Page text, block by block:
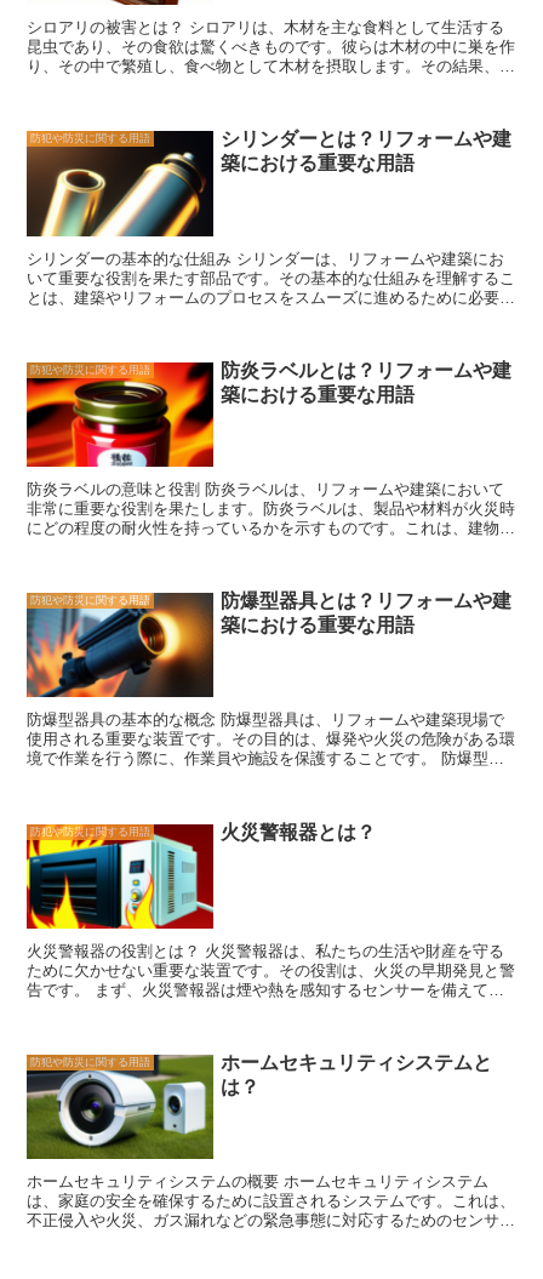
シロアリの被害とは？ シロアリは、木材を主な食料として生活する
昆虫であり、その食欲は驚くべきものです。彼らは木材の中に巣を作
り、その中で繁殖し、食べ物として木材を摂取します。その結果、木
材の強度が低下するため、建物の構造に大きな影響を与えることがあ
ります。特に、柱や梁などの重要な部分がシロアリに侵食されると、
建物の安全性が脅かされる可能性があります。 また、シロアリの被
害は経済的な損失にもつながります。シロアリによって被害を受けた
建物は、修復や補修が必要となります。これには高額な費用がかかる
だけでなく、建物の使用を一時的に停止する必要がある場合もありま
す。さらに、シロアリの被害が発見された場合、周囲の建物や家屋に
も影響を及ぼす可能性があります。 シロアリの被害を防ぐために
は、定期的な点検と予防策が重要です。建物の木材部分を定期的にチ
ェックし、シロアリの兆候を見逃さないようにしましょう。また、建
きな損害を与える可能性があります。しかし、適切な予防策を講じる
ことで、シロアリの被害を最小限に抑えることができます。建物の安
全性と経済的な損失を防ぐために、シロアリ対策を怠らないようにし
ましょう。
防犯や防災に関する用語
シリンダーとは？リフォームや建
築における重要な用語
シリンダーの基本的な仕組み シリンダーは、リフォームや建築にお
いて重要な役割を果たす部品です。その基本的な仕組みを理解するこ
とは、建築やリフォームのプロセスをスムーズに進めるために必要不
ます。 シリンダーの動作は、ピストンに加えられる力によって引き
起こされます。例えば、圧縮空気がシリンダー内に供給されると、ピ
ストンはその力によって押され、シリンダー内を移動します。この動
きは、シリンダーの出力として利用することができます。 シリンダ
ーは、建築やリフォームにおいて様々な用途に使用されます。例え
ば、ドアや窓の開閉機構に使用されることがあります。シリンダーの
動作によって、ドアや窓をスムーズに開閉することができます。 ま
た、シリンダーは、建築物の安全性にも関わっています。防犯対策と
して、シリンダー式の鍵が使用されることがあります。シリンダー式
で、建築やリフォームのプロセスをスムーズに進めることができま
す。また、シリンダーの用途や安全性についても理解することで、よ
り効果的な設計や施工が可能となります。建築やリフォームに携わる
方々は、シリンダーについての知識を深めることをおすすめします。
防犯や防災に関する用語
防炎ラベルとは？リフォームや建
築における重要な用語
防炎ラベルの意味と役割 防炎ラベルは、リフォームや建築において
非常に重要な役割を果たします。防炎ラベルは、製品や材料が火災時
にどの程度の耐火性を持っているかを示すものです。これは、建物の
の勢いや熱の伝播を抑えることができるかどうかを示しています。防
炎ラベルが付いている製品や材料は、火災時に燃え広がりにくく、火
の勢いを抑えることができるため、建物の安全性を高めることができ
ます。 また、防炎ラベルは、建築物の耐火性能を評価するだけでな
く、建築材料の選定やリフォームの際の判断材料としても役立ちま
す。防炎ラベルが付いている製品や材料は、耐火性が高いため、火災
のリスクを軽減することができます。特に、高層ビルや公共施設な
ど、多くの人が利用する場所では、防炎ラベルが付いている製品や材
料の使用が求められます。 防炎ラベルは、建築物の安全性を高める
が付いている製品や材料は、火災時に燃え広がりにくく、火の勢いを
抑えることができるため、建物の安全性を高めることができます。建
築材料の選定やリフォームの際には、防炎ラベルの存在を確認し、安
全性を重視した選択をすることが重要です。
防犯や防災に関する用語
防爆型器具とは？リフォームや建
築における重要な用語
防爆型器具の基本的な概念 防爆型器具は、リフォームや建築現場で
使用される重要な装置です。その目的は、爆発や火災の危険がある環
境で作業を行う際に、作業員や施設を保護することです。 防爆型器
うに設計されています。 さらに、防爆型器具は厳しい規格に基づい
て製造されます。国際的な規格であるATEX（Atmosphères
Explosibles）は、防爆型器具の設計、製造、使用に関する基準を定
めています。これにより、安全性が確保され、事故や災害のリスクを
最小限に抑えることができます。 防爆型器具は、さまざまな場面で
使用されます。例えば、石油精製所や化学工場、ガソリンスタンドな
どの危険物取扱所では、防爆型の電気設備や照明器具が必要です。ま
た、リフォームや建築現場でも、爆発物や引火性の物質が存在する可
能性があるため、防爆型器具の使用が求められます。 防爆型器具
ことが重要です。また、定期的な点検やメンテナンスも欠かせませ
ん。防爆型器具の適切な使用と管理により、作業現場の安全性を確保
しましょう。
防犯や防災に関する用語 火災警報器とは？
火災警報器の役割とは？ 火災警報器は、私たちの生活や財産を守る
ために欠かせない重要な装置です。その役割は、火災の早期発見と警
告です。 まず、火災警報器は煙や熱を感知するセンサーを備えてい
や点滅などの警告を発します。これにより、住民や周囲の人々に火災
の発生を知らせることができます。早期に火災を発見し、速やかに避
難することは、火災の被害を最小限に抑えるために非常に重要です。
また、火災警報器は自動的に消防署に通報する機能も備えていること
があります。これにより、住民が避難する一方で、消防署が迅速に駆
けつけることができます。このような自動通報機能は、住民の安全を
確保するために非常に役立ちます。 さらに、火災警報器は定期的な
点検やメンテナンスが必要です。定期的な点検によって、火災警報器
の正常な動作を確認することができます。また、電池の交換やセンサ
防犯や防災に関する用語
ホームセキュリティシステムと
は？
ホームセキュリティシステムの概要 ホームセキュリティシステム
は、家庭の安全を確保するために設置されるシステムです。これは、
不正侵入や火災、ガス漏れなどの緊急事態に対応するためのセンサー